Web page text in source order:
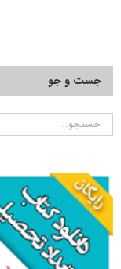
جست و جو
جستجو